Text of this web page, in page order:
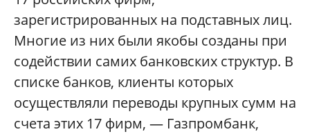
зарегистрированных на подставных лиц.
Многие из них были якобы созданы при
содействии самих банковских структур. В
списке банков, клиенты которых
осуществляли переводы крупных сумм на
счета этих 17 фирм, — Газпромбанк,